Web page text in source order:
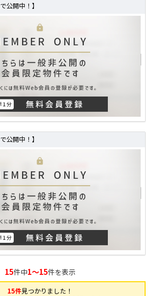
公開中！】
公開中！】
15件中1～15件を表示
15件見つかりました！